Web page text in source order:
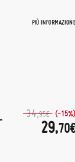
PIÙ INFORMAZIONE
34,95€ (-15%)
29,70€